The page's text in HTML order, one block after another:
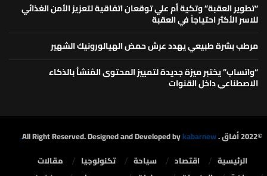
“تطوير العقبة” وتكية أم علي توقعان اتفاقية لتعزيز الأمن الغذائي
للاسر الأكثر احتياجاً في العقبة
مرطب بشرة طبيعي يهدد عرش حمض الهيالورونيك الشهير
“واتساب” يختبر ميزة جديدة لتمييز المحتوى المُنشأ بالذكاء
الاصطناعي داخل القنوات
©2022 أفاق . All Right Reserved. Designed and Developed by
kabarnew.
الرئيسية
⁠اقتصاد سياحة تكنولوجيا
مقالات